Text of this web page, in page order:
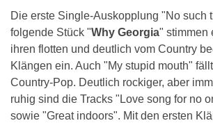
Die erste Single-Auskopplung "No such
folgende Stück "Why Georgia" stimmen
ihren flotten und deutlich vom Country
Klängen ein. Auch "My stupid mouth"
Country-Pop. Deutlich rockiger, aber
ruhig sind die Tracks "Love song for no
sowie "Great indoors". Mit den ersten